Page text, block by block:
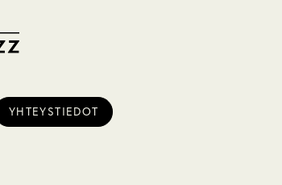
YHTEYSTIEDOT